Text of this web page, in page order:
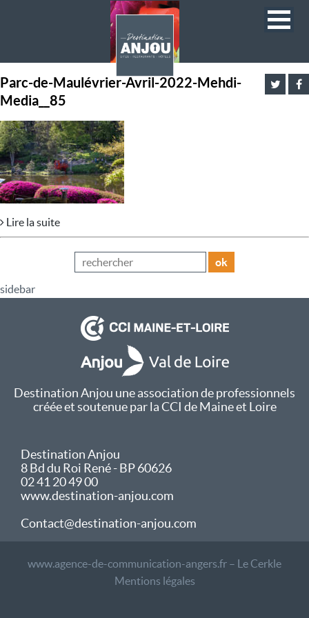
Parc-de-Maulévrier-Avril-2022-Mehdi-
Media__85
Lire la suite
ok
sidebar
Destination Anjou une association de professionnels
créée et soutenue par la CCI de Maine et Loire
Destination Anjou
8 Bd du Roi René - BP 60626
02 41 20 49 00
www.destination-anjou.com
Contact@destination-anjou.com
www.agence-de-communication-angers.fr – Le Cerkle
Mentions légales